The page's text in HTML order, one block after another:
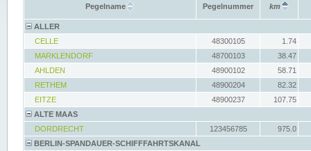
Pegelname Pegelnummer km
ALLER
CELLE
48300105
1.74
MARKLENDORF
48700103
38.47
AHLDEN
48900102
58.71
RETHEM
48900204
82.32
EITZE
48900237
107.75
ALTE MAAS
DORDRECHT
123456785
975.0
BERLIN-SPANDAUER-SCHIFFFAHRTSKANAL